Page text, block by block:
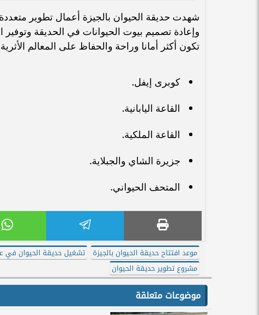
شهدت حديقة الحيوان بالجيزة أعمال تطوير
وإعادة تصميم بيوت الحيوانات في الحديقة وتوفير
تكون أكثر أمانا وراحة والحفاظ على المعالم
كوبرى إيفل.
القاعة اليابانية.
القاعة الملكية.
جزيرة الشاي والجبلاية.
المتحف الحيواني.
موعد افتتاح حديقة الحيوان بالجيزة تشغيل حديقة الحيوان في
مشروع تطوير حديقة الحيوان
موضوعات متعلقة